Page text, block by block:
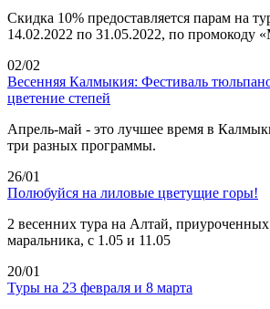
Скидка 10% предоставляется парам на
14.02.2022 по 31.05.2022, по промокоду
02/02
Весенняя Калмыкия: Фестиваль
цветение степей
Апрель-май - это лучшее время в
три разных программы.
26/01
Полюбуйся на лиловые цветущие горы!
2 весенних тура на Алтай,
маральника, с 1.05 и 11.05
20/01
Туры на 23 февраля и 8 марта